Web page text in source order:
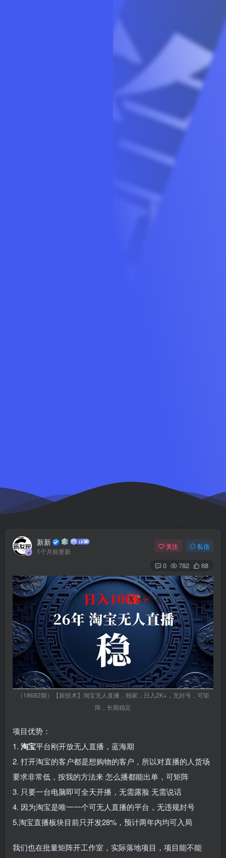
新新
1个月前更新
关注 私信
0 782 68
（18682期）【新技术】淘宝无人直播，独家，日入2K+，无封号，可矩
阵，长期稳定
项目优势：
1. 淘宝平台刚开放无人直播，蓝海期
2. 打开淘宝的客户都是想购物的客户，所以对直播的人货场
要求非常低，按我的方法来 怎么播都能出单，可矩阵
3. 只要一台电脑即可全天开播，无需露脸 无需说话
4. 因为淘宝是唯一一个可无人直播的平台，无违规封号
5.淘宝直播板块目前只开发28%，预计两年内均可入局
我们也在批量矩阵开工作室，实际落地项目，项目能不能